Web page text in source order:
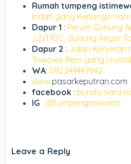
Rumah tumpeng
Indah gang Kenongo
Dapur 1 : Perum Gunung
J2/170C, Gunung Anyar
Dapur 2 : Jalan Kenjeran
Towowo Rejo gang I
WA: 082244449942
www.pasarkeputran.com
facebook : bunda tiara
IG : @tumpengmini.nett
Leave a Reply